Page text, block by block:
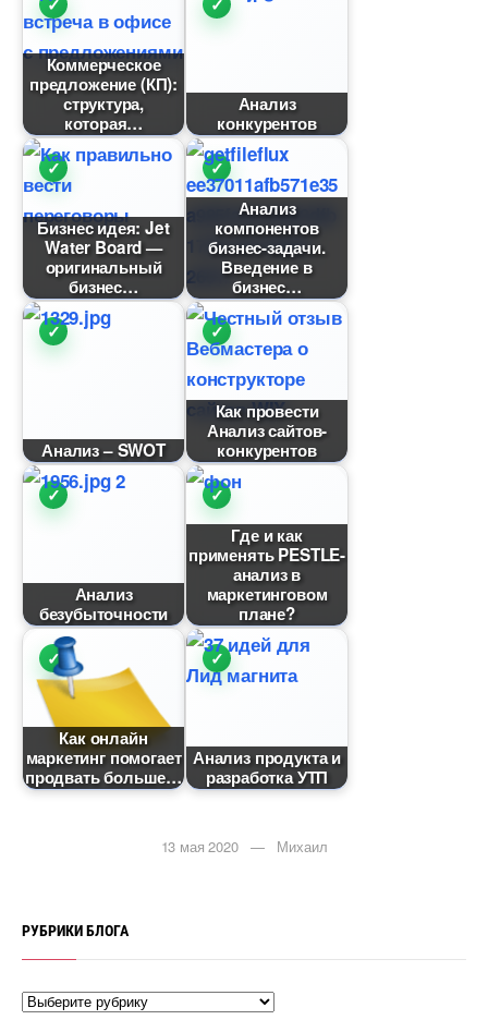
Коммерческое
предложение (КП):
структура,
которая
Анализ
конкуренто
Бизнес идея: Jet
Water Board —
оригинальный
изнес
Анализ
компоненто
изнес-задачи.
едение
изнес
Анализ – SWOT
Как провести
Анализ сайтов-
конкуренто
Анализ
езубыточности
Где и как
применять PESTLE-
анализ
маркетинговом
плане?
Как онлайн
маркетинг помогает
продвать больше
Анализ продукта и
разработка УТП
13 мая 2020 — Михаил
РУБРИКИ БЛОГА